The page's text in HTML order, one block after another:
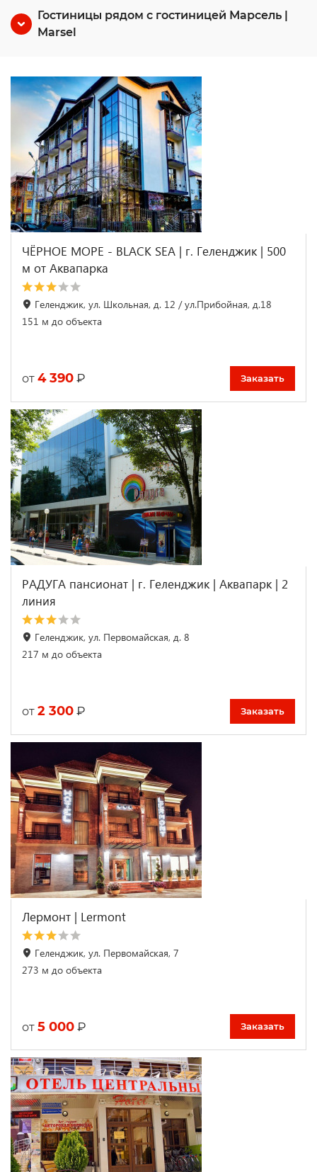
Гостиницы рядом с гостиницей Марсель |
Marsel
ЧЁРНОЕ МОРЕ - BLACK SEA | г. Геленджик | 500
м от Аквапарка
Геленджик, ул. Школьная, д. 12 / ул.Прибойная, д.18
151 м до объекта
от 4 390 ₽ Заказать
РАДУГА пансионат | г. Геленджик | Аквапарк | 2
линия
Геленджик, ул. Первомайская, д. 8
217 м до объекта
от 2 300 ₽ Заказать
Лермонт | Lermont
Геленджик, ул. Первомайская, 7
273 м до объекта
от 5 000 ₽ Заказать